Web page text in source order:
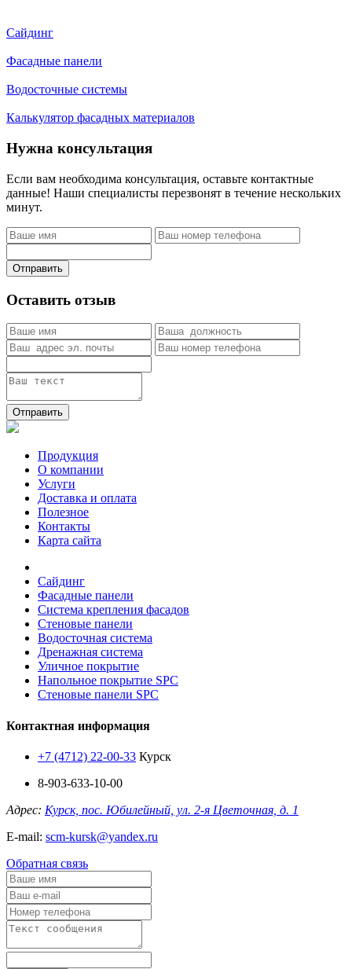
Сайдинг
Фасадные панели
Водосточные системы
Калькулятор фасадных материалов
Нужна консультация
Если вам необходима консультация, оставьте контактные
данные! Наши специалисты перезвонят в течение нескольких
минут.
Отправить
Оставить отзыв
Отправить
Продукция
О компании
Услуги
Доставка и оплата
Полезное
Контакты
Карта сайта
Сайдинг
Фасадные панели
Система крепления фасадов
Стеновые панели
Водосточная система
Дренажная система
Уличное покрытие
Напольное покрытие SPC
Стеновые панели SPC
Контактная информация
+7 (4712) 22-00-33 Курск
8-903-633-10-00
Адрес: Курск, пос. Юбилейный, ул. 2-я Цветочная, д. 1
E-mail: scm-kursk@yandex.ru
Обратная связь